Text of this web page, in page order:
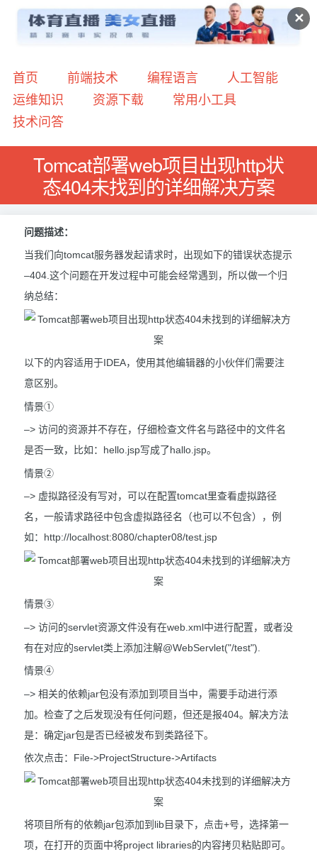
✕
首页 前端技术 编程语言
人工智能
运维知识
资源下载
常用小工具
技术问答
Tomcat部署web项目出现http状
态404未找到的详细解决方案
问题描述：
当我们向tomcat服务器发起请求时，出现如下的错误状态提示
–404.这个问题在开发过程中可能会经常遇到，所以做一个归
纳总结：
以下的内容适用于IDEA，使用其他编辑器的小伙伴们需要注
意区别。
情景①
–> 访问的资源并不存在，仔细检查文件名与路径中的文件名
是否一致，比如：hello.jsp写成了hallo.jsp。
情景②
–> 虚拟路径没有写对，可以在配置tomcat里查看虚拟路径
名，一般请求路径中包含虚拟路径名（也可以不包含），例
如：http://localhost:8080/chapter08/test.jsp
情景③
–> 访问的servlet资源文件没有在web.xml中进行配置，或者没
有在对应的servlet类上添加注解@WebServlet("/test").
情景④
–> 相关的依赖jar包没有添加到项目当中，需要手动进行添
加。检查了之后发现没有任何问题，但还是报404。解决方法
是：确定jar包是否已经被发布到类路径下。
依次点击：File->ProjectStructure->Artifacts
将项目所有的依赖jar包添加到lib目录下，点击+号，选择第一
项，在打开的页面中将project libraries的内容拷贝粘贴即可。